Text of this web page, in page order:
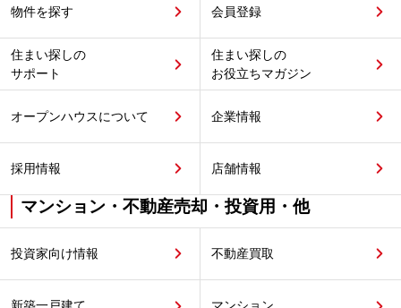
物件を探す 会員登録
住まい探しの
サポート
住まい探しの
お役立ちマガジン
オープンハウスについて 企業情報
採用情報 店舗情報
マンション・不動産売却・投資用・他
投資家向け情報 不動産買取